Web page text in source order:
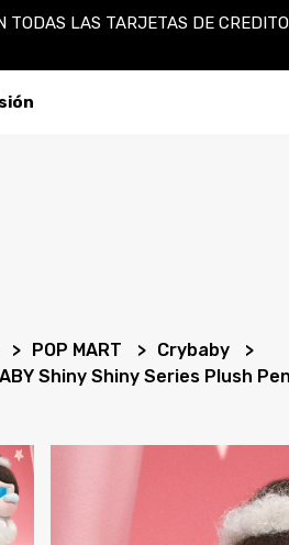
TODAS LAS TARJETAS DE
POP MART
Crybaby
Shiny Shiny Series Plush